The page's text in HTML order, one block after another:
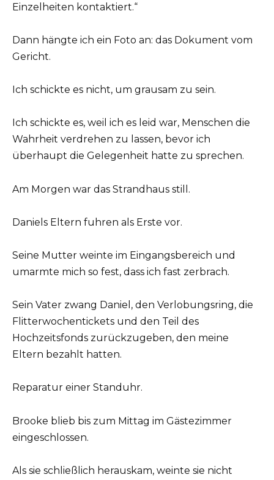
Einzelheiten kontaktiert.“
Dann hängte ich ein Foto an: das Dokument vom
Gericht.
Ich schickte es nicht, um grausam zu sein.
Ich schickte es, weil ich es leid war, Menschen die
Wahrheit verdrehen zu lassen, bevor ich
überhaupt die Gelegenheit hatte zu sprechen.
Am Morgen war das Strandhaus still.
Daniels Eltern fuhren als Erste vor.
Seine Mutter weinte im Eingangsbereich und
umarmte mich so fest, dass ich fast zerbrach.
Sein Vater zwang Daniel, den Verlobungsring, die
Flitterwochentickets und den Teil des
Hochzeitsfonds zurückzugeben, den meine
Eltern bezahlt hatten.
Reparatur einer Standuhr.
Brooke blieb bis zum Mittag im Gästezimmer
eingeschlossen.
Als sie schließlich herauskam, weinte sie nicht